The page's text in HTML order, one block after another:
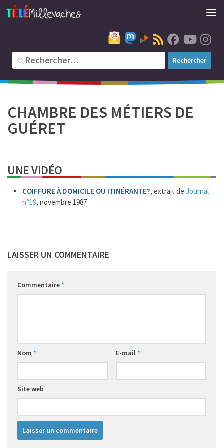
CHAMBRE DES MÉTIERS DE
GUÉRET
UNE VIDÉO
COIFFURE À DOMICILE OU ITINÉRANTE?, extrait de Journal
n°19, novembre 1987
LAISSER UN COMMENTAIRE
Commentaire*
Nom * E-mail*
Site web